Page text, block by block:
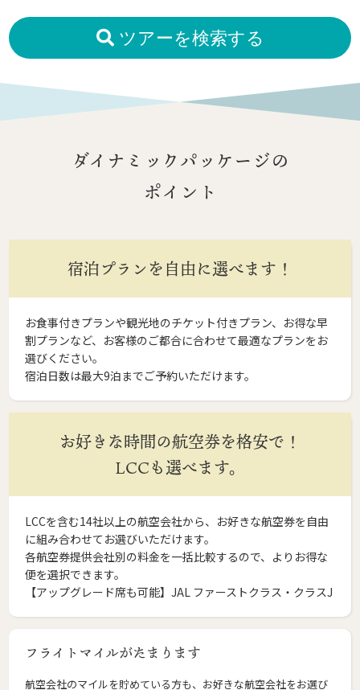
ツアーを検索する
ダイナミックパッケージの
ポイント
宿泊プランを自由に選べます！
お食事付きプランや観光地のチケット付きプラン、お得な早
割プランなど、お客様のご都合に合わせて最適なプランをお
選びください。
宿泊日数は最大9泊までご予約いただけます。
お好きな時間の航空券を格安で！
LCCも選べます。
LCCを含む14社以上の航空会社から、お好きな航空券を自由
に組み合わせてお選びいただけます。
各航空券提供会社別の料金を一括比較するので、よりお得な
便を選択できます。
【アップグレード席も可能】JAL ファーストクラス・クラスJ
フライトマイルがたまります
航空会社のマイルを貯めている方も、お好きな航空会社をお選び